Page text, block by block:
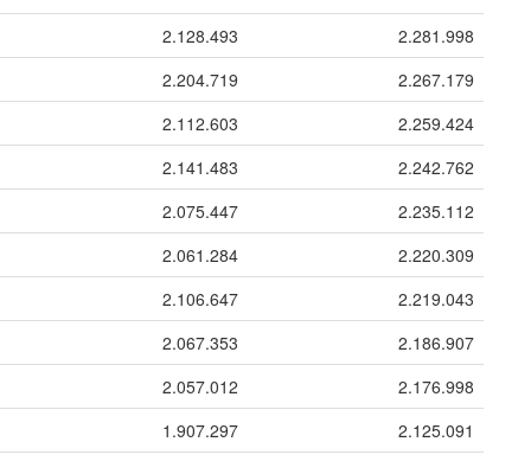
2.128.493
2.281.998
2.204.719
2.267.179
2.112.603
2.259.424
2.141.483
2.242.762
2.075.447
2.235.112
2.061.284
2.220.309
2.106.647
2.219.043
2.067.353
2.186.907
2.057.012
2.176.998
1.907.297
2.125.091